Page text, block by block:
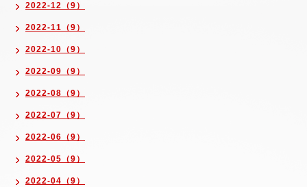
2022-12（9）
2022-11（9）
2022-10（9）
2022-09（9）
2022-08（9）
2022-07（9）
2022-06（9）
2022-05（9）
2022-04（9）